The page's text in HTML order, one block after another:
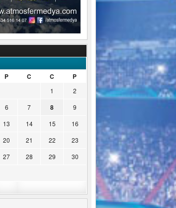
P C C P
1
2
6 7 8
9
13 14 15
16
20 21 22
23
27 28 29
30